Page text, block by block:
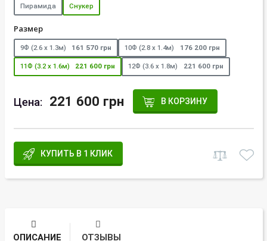
Пирамида Снукер
Размер
9Ф (2.6 х 1.3м) 161 570 грн 10Ф (2.8 х 1.4м) 176 200 грн
11Ф (3.2 х 1.6м) 221 600 грн 12Ф (3.6 х 1.8м) 221 600 грн
Цена: 221 600 грн В КОРЗИНУ
КУПИТЬ В 1 КЛИК
ОПИСАНИЕ
ОТЗЫВЫ